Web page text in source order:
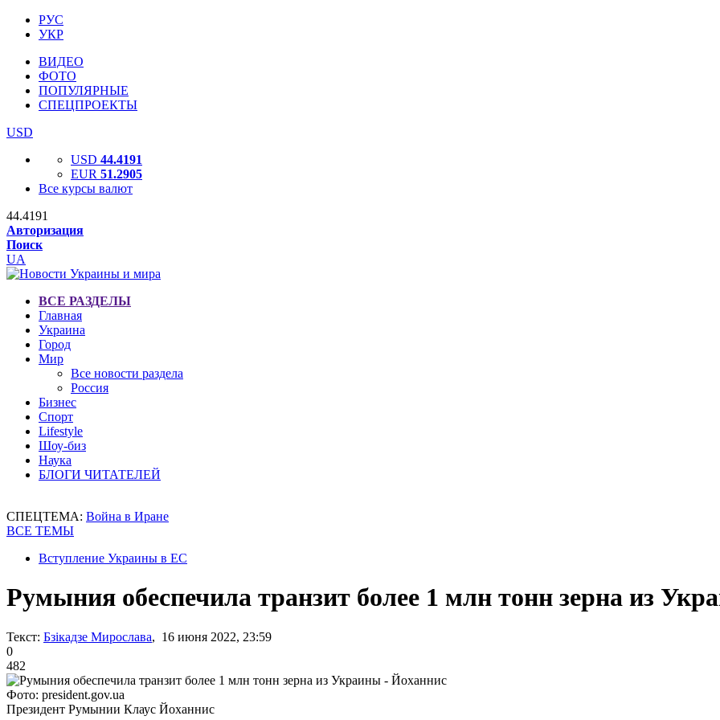
РУС
УКР
ВИДЕО
ФОТО
ПОПУЛЯРНЫЕ
СПЕЦПРОЕКТЫ
USD
USD 44.4191
EUR 51.2905
Все курсы валют
44.4191
Авторизация
Поиск
UA
ВСЕ РАЗДЕЛЫ
Главная
Украина
Город
Мир
Все новости раздела
Россия
Бизнес
Спорт
Lifestyle
Шоу-биз
Наука
БЛОГИ ЧИТАТЕЛЕЙ
СПЕЦТЕМА: Война в Иране
ВСЕ ТЕМЫ
Вступление Украины в ЕС
Румыния обеспечила транзит более 1 млн тонн зерна из
Текст: Бзікадзе Мирослава, 16 июня 2022, 23:59
0
482
Фото: president.gov.ua
Президент Румынии Клаус Йоханнис